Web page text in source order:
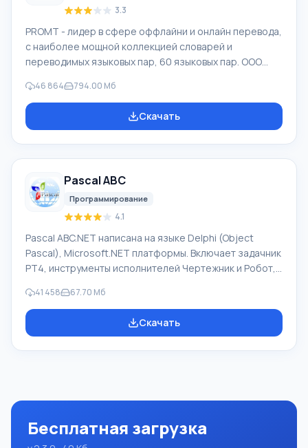
3.3
PROMT - лидер в сфере оффлайни и онлайн перевода,
с наиболее мощной коллекцией словарей и
переводимых языковых пар, 60 языковых пар. ООО
разработчик систем перевода для частных
пользователей и корпораций. Программой PROMT
обеспечивается перевод любого текста, пользуясь
русского интерфейса или электронные письма
иностранной компани
46 864 794.00 Мб
Скачать
Pascal ABC
Программирование
4.1
Pascal ABC.NET написана на языке Delphi (Object
Pascal), Microsoft.NET платформы. Включает задачник
PT4, инструменты исполнителей Чертежник и Робот,
изучении программирования. Основное назначение
систем программирования Pascal ABC.NET изучение и
обучение языкам современного программирования.
41 458 67.70 Мб
Скачать
Бесплатная загрузка